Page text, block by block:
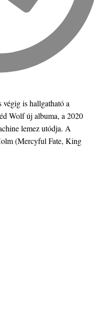
is hallgatható a
Wolf új albuma, a 2020
lemez utódja. A
(Mercyful Fate, King